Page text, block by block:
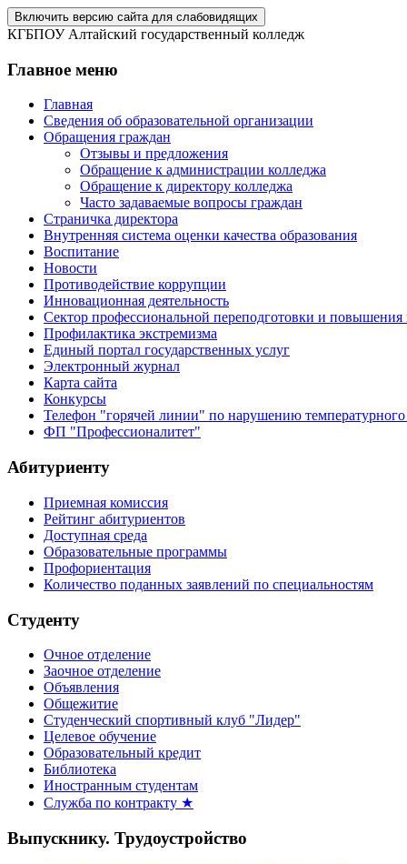
Включить версию сайта для слабовидящих
КГБПОУ Алтайский государственный колледж
Главное меню
Главная
Сведения об образовательной организации
Обращения граждан
Отзывы и предложения
Обращение к администрации колледжа
Обращение к директору колледжа
Часто задаваемые вопросы граждан
Страничка директора
Внутренняя система оценки качества образования
Воспитание
Новости
Противодействие коррупции
Инновационная деятельность
Сектор профессиональной переподготовки и
Профилактика экстремизма
Единый портал государственных услуг
Электронный журнал
Карта сайта
Конкурсы
Телефон "горячей линии" по нарушению
ФП "Профессионалитет"
Абитуриенту
Приемная комиссия
Рейтинг абитуриентов
Доступная среда
Образовательные программы
Профориентация
Количество поданных заявлений по специальностям
Студенту
Очное отделение
Заочное отделение
Объявления
Общежитие
Студенческий спортивный клуб "Лидер"
Целевое обучение
Образовательный кредит
Библиотека
Иностранным студентам
Служба по контракту ★
Выпускнику. Трудоустройство